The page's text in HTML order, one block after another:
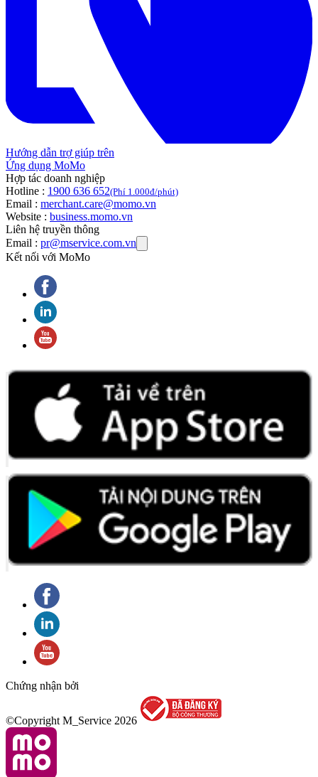
Hướng dẫn trợ giúp trên
Ứng dụng MoMo
Hợp tác doanh nghiệp
Hotline : 1900 636 652(Phí 1.000đ/phút)
Email : merchant.care@momo.vn
Website : business.momo.vn
Liên hệ truyền thông
Email : pr@mservice.com.vn
Kết nối với MoMo
Chứng nhận bởi
©Copyright M_Service 2026